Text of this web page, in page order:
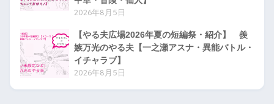
2026年8月5日
【やる夫広場2026年夏の短編祭・紹介】 羨
嫉万光のやる夫【一之瀬アスナ・異能バトル・
イチャラブ】
2026年8月5日